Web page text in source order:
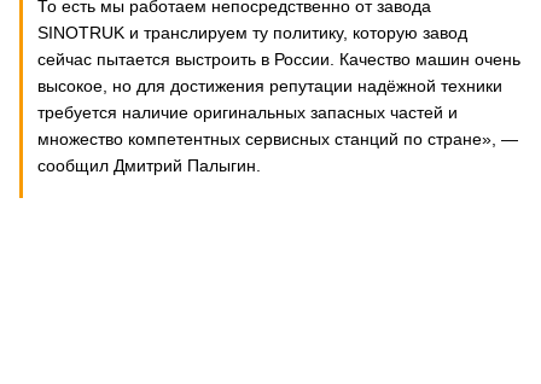
То есть мы работаем непосредственно от завода
SINOTRUK и транслируем ту политику, которую завод
сейчас пытается выстроить в России. Качество машин очень
высокое, но для достижения репутации надёжной техники
требуется наличие оригинальных запасных частей и
множество компетентных сервисных станций по стране», —
сообщил Дмитрий Палыгин.